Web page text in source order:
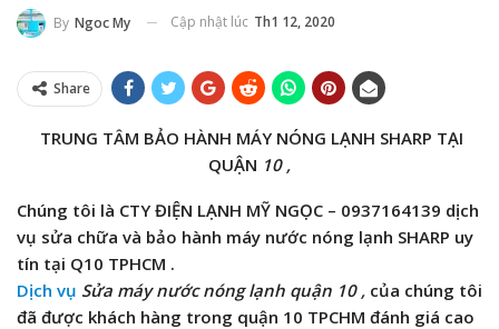
By Ngoc My Cập nhật lúc Th1 12, 2020
Share
TRUNG TÂM BẢO HÀNH MÁY NÓNG LẠNH SHARP TẠI
QUẬN 10 ,
Chúng tôi là CTY ĐIỆN LẠNH MỸ NGỌC – 0937164139 dịch
vụ sửa chữa và bảo hành máy nước nóng lạnh SHARP uy
tín tại Q10 TPHCM .
Dịch vụ Sửa máy nước nóng lạnh quận 10 , của chúng tôi
đã được khách hàng trong quận 10 TPCHM đánh giá cao